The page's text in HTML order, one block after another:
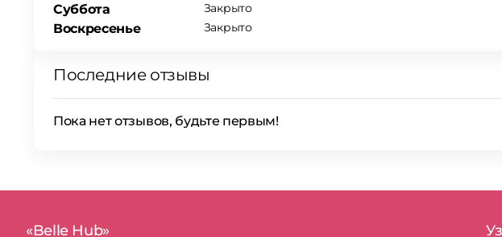
Суббота
Воскресенье
Закрыто
Закрыто
Последние отзывы
Пока нет отзывов, будьте первым!
«Belle Hub»